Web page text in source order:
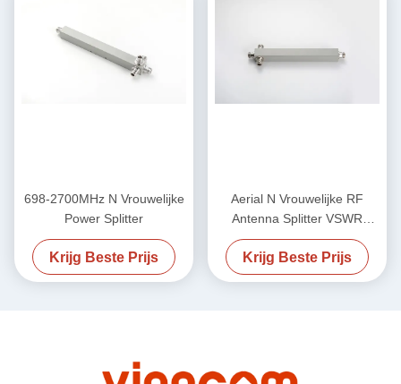
698-2700MHz N Vrouwelijke
Power Splitter
Krijg Beste Prijs
Aerial N Vrouwelijke RF
Antenna Splitter VSWR
Minder 1,25 / Minder 1,3
700-4000MHz
Krijg Beste Prijs